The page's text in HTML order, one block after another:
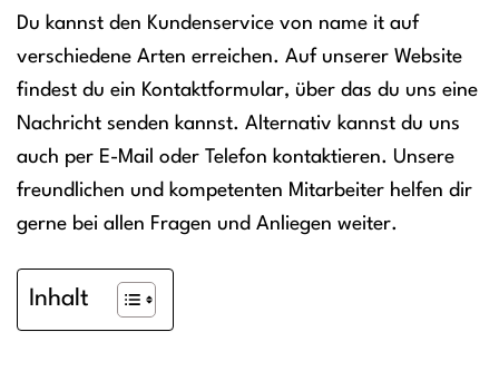
Du kannst den Kundenservice von name it auf
verschiedene Arten erreichen. Auf unserer Website
findest du ein Kontaktformular, über das du uns eine
Nachricht senden kannst. Alternativ kannst du uns
auch per E-Mail oder Telefon kontaktieren. Unsere
freundlichen und kompetenten Mitarbeiter helfen dir
gerne bei allen Fragen und Anliegen weiter.
Inhalt